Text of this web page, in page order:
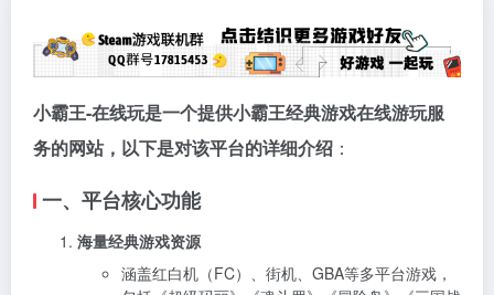
小霸王-在线玩是一个提供小霸王经典游戏在线游玩服
务的网站，以下是对该平台的详细介绍 ：
一、平台核心功能
海量经典游戏资源
涵盖红白机（FC）、街机、GBA等多平台游戏，